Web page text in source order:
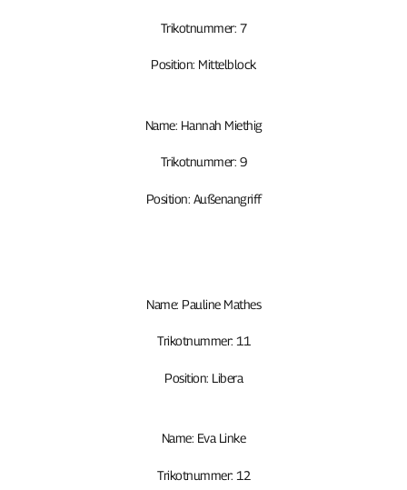
Trikotnummer: 7
Position: Mittelblock
Name: Hannah Miethig
Trikotnummer: 9
Position: Außenangriff
Name: Pauline Mathes
Trikotnummer: 11
Position: Libera
Name: Eva Linke
Trikotnummer: 12